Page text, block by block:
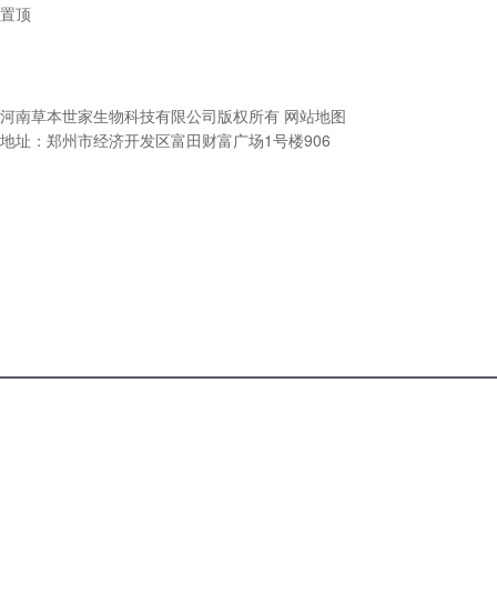
置顶
河南草本世家生物科技有限公司版权所有 网站地图
地址：郑州市经济开发区富田财富广场1号楼906